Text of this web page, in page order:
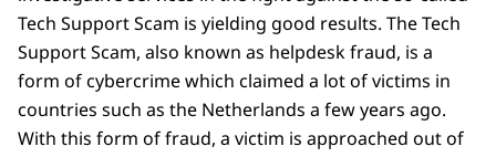
Tech Support Scam is yielding good results. The Tech
Support Scam, also known as helpdesk fraud, is a
form of cybercrime which claimed a lot of victims in
countries such as the Netherlands a few years ago.
With this form of fraud, a victim is approached out of